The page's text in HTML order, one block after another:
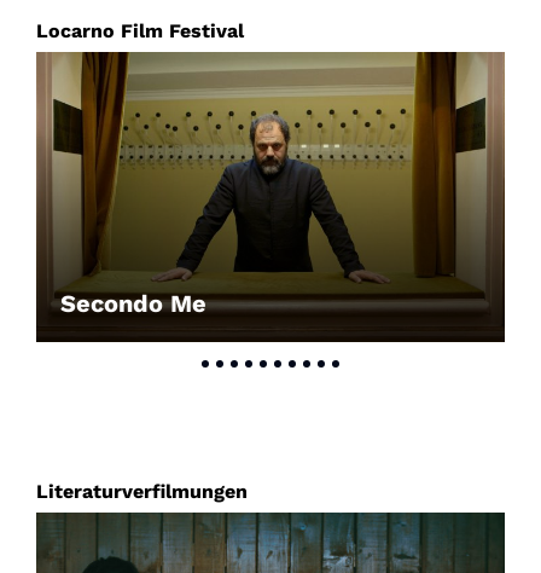
Locarno Film Festival
Secondo Me
Literaturverfilmungen